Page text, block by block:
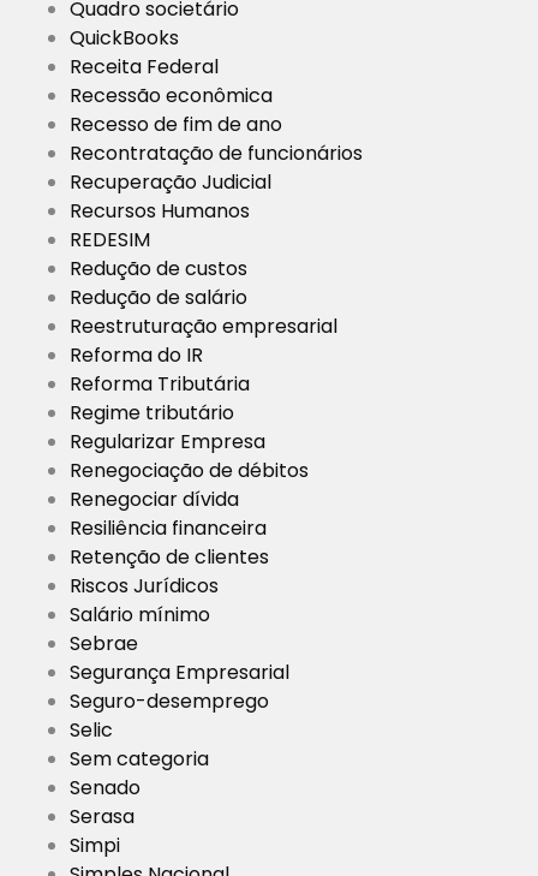
Quadro societário
QuickBooks
Receita Federal
Recessão econômica
Recesso de fim de ano
Recontratação de funcionários
Recuperação Judicial
Recursos Humanos
REDESIM
Redução de custos
Redução de salário
Reestruturação empresarial
Reforma do IR
Reforma Tributária
Regime tributário
Regularizar Empresa
Renegociação de débitos
Renegociar dívida
Resiliência financeira
Retenção de clientes
Riscos Jurídicos
Salário mínimo
Sebrae
Segurança Empresarial
Seguro-desemprego
Selic
Sem categoria
Senado
Serasa
Simpi